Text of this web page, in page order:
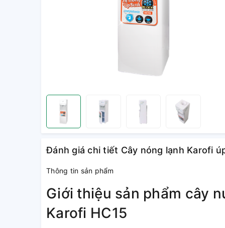
Đánh giá chi tiết Cây nóng lạnh Karofi
Thông tin sản phẩm
Giới thiệu sản phẩm cây
Karofi HC15